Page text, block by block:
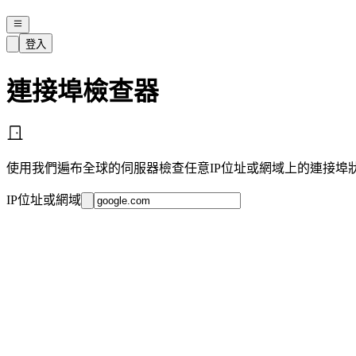
登入
連接埠檢查器
使用我們遍布全球的伺服器檢查任意IP位址或網域上的連接埠
IP位址或網域